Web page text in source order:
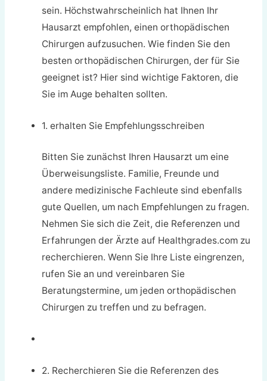
sein. Höchstwahrscheinlich hat Ihnen Ihr
Hausarzt empfohlen, einen orthopädischen
Chirurgen aufzusuchen. Wie finden Sie den
besten orthopädischen Chirurgen, der für Sie
geeignet ist? Hier sind wichtige Faktoren, die
Sie im Auge behalten sollten.
1. erhalten Sie Empfehlungsschreiben
Bitten Sie zunächst Ihren Hausarzt um eine
Überweisungsliste. Familie, Freunde und
andere medizinische Fachleute sind ebenfalls
gute Quellen, um nach Empfehlungen zu fragen.
Nehmen Sie sich die Zeit, die Referenzen und
Erfahrungen der Ärzte auf Healthgrades.com zu
recherchieren. Wenn Sie Ihre Liste eingrenzen,
rufen Sie an und vereinbaren Sie
Beratungstermine, um jeden orthopädischen
Chirurgen zu treffen und zu befragen.
2. Recherchieren Sie die Referenzen des